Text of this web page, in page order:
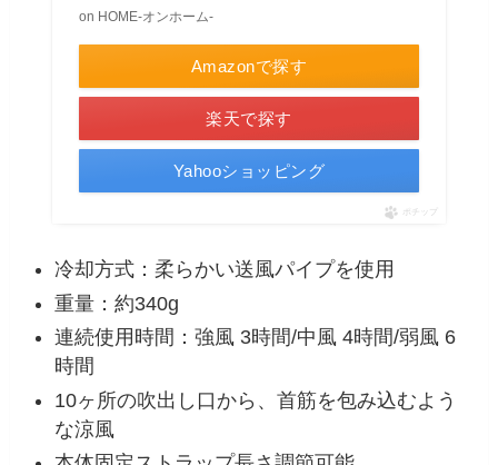
on HOME-オンホーム-
Amazonで探す
楽天で探す
Yahooショッピング
ポチップ
冷却方式：柔らかい送風パイプを使用
重量：約340g
連続使用時間：強風 3時間/中風 4時間/弱風 6
時間
10ヶ所の吹出し口から、首筋を包み込むよう
な涼風